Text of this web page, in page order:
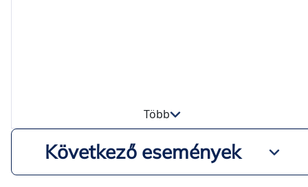
Több
Következő események